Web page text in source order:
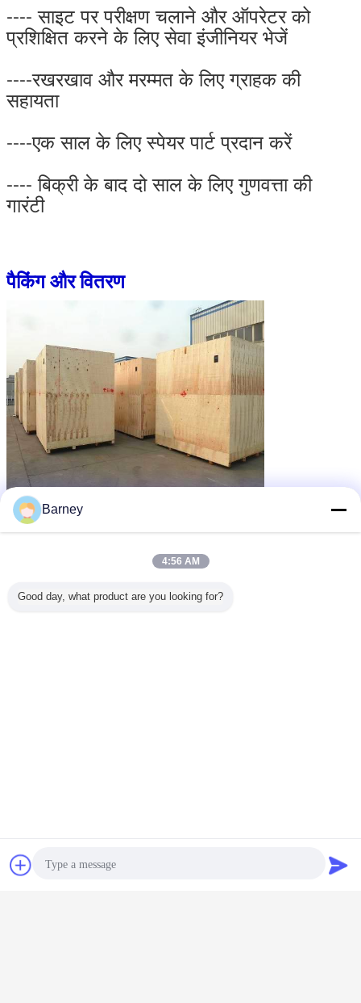
---- साइट पर परीक्षण चलाने और ऑपरेटर को
प्रशिक्षित करने के लिए सेवा इंजीनियर भेजें
----रखरखाव और मरम्मत के लिए ग्राहक की
सहायता
----एक साल के लिए स्पेयर पार्ट प्रदान करें
---- बिक्री के बाद दो साल के लिए गुणवत्ता की
गारंटी
पैकिंग और वितरण
चैट
Barney
4:56 AM
Good day, what product are you looking for?